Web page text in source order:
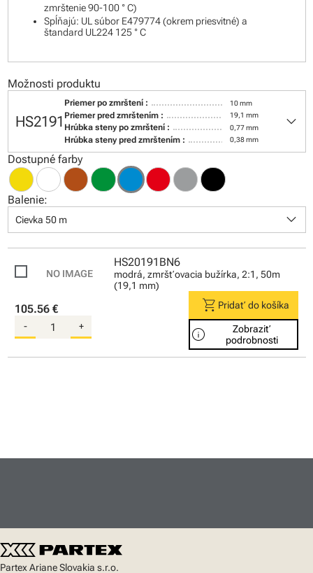
zmrštenie 90-100 ° C)
Spĺňajú: UL súbor E479774 (okrem priesvitné) a
štandard UL224 125 ° C
Možnosti produktu
HS2191
Priemer po zmrštení : 10 mm
Priemer pred zmrštením : 19,1 mm
Hrúbka steny po zmrštení : 0,77 mm
Hrúbka steny pred zmrštením : 0,38 mm
keyboard_arrow_down
Dostupné farby
Balenie:
Cievka 50 m keyboard_arrow_down
HS20191BN6
modrá, zmršťovacia bužírka, 2:1, 50m
(19,1 mm)
105.56 €
- +
shopping_cart Pridať do košíka
info
Zobraziť
podrobnosti
Partex Ariane Slovakia s.r.o.